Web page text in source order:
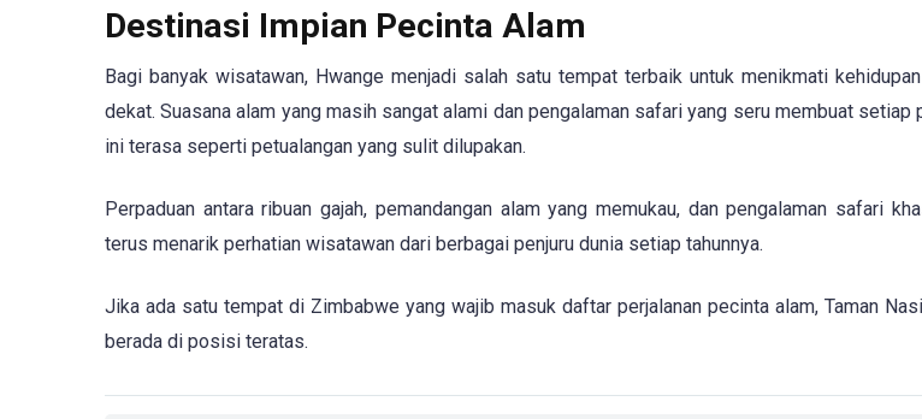
Destinasi Impian Pecinta Alam
Bagi banyak wisatawan, Hwange menjadi salah satu tempat terbaik untuk menikmati
dekat. Suasana alam yang masih sangat alami dan pengalaman safari yang seru membuat setiap
ini terasa seperti petualangan yang sulit dilupakan.
Perpaduan antara ribuan gajah, pemandangan alam yang memukau, dan pengalaman safari
terus menarik perhatian wisatawan dari berbagai penjuru dunia setiap tahunnya.
Jika ada satu tempat di Zimbabwe yang wajib masuk daftar perjalanan pecinta alam, Taman
berada di posisi teratas.